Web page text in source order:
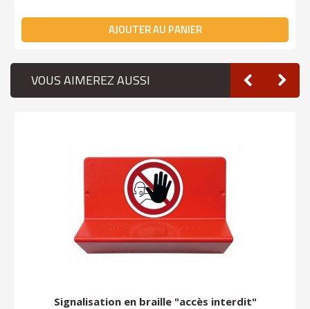
AJOUTER AU PANIER
VOUS AIMEREZ AUSSI
Signalisation en braille "accès interdit"